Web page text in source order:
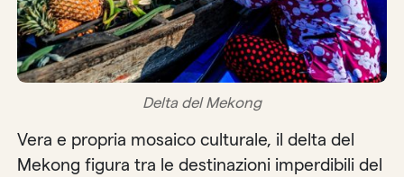
Delta del Mekong
Vera e propria mosaico culturale, il delta del
Mekong figura tra le destinazioni imperdibili del